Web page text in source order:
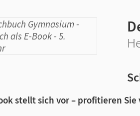
stellt sich vor – profitieren